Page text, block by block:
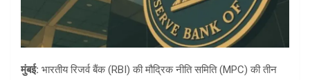
मुंबई: भारतीय रिजर्व बैंक (RBI) की मौद्रिक नीति समिति (MPC) की तीन